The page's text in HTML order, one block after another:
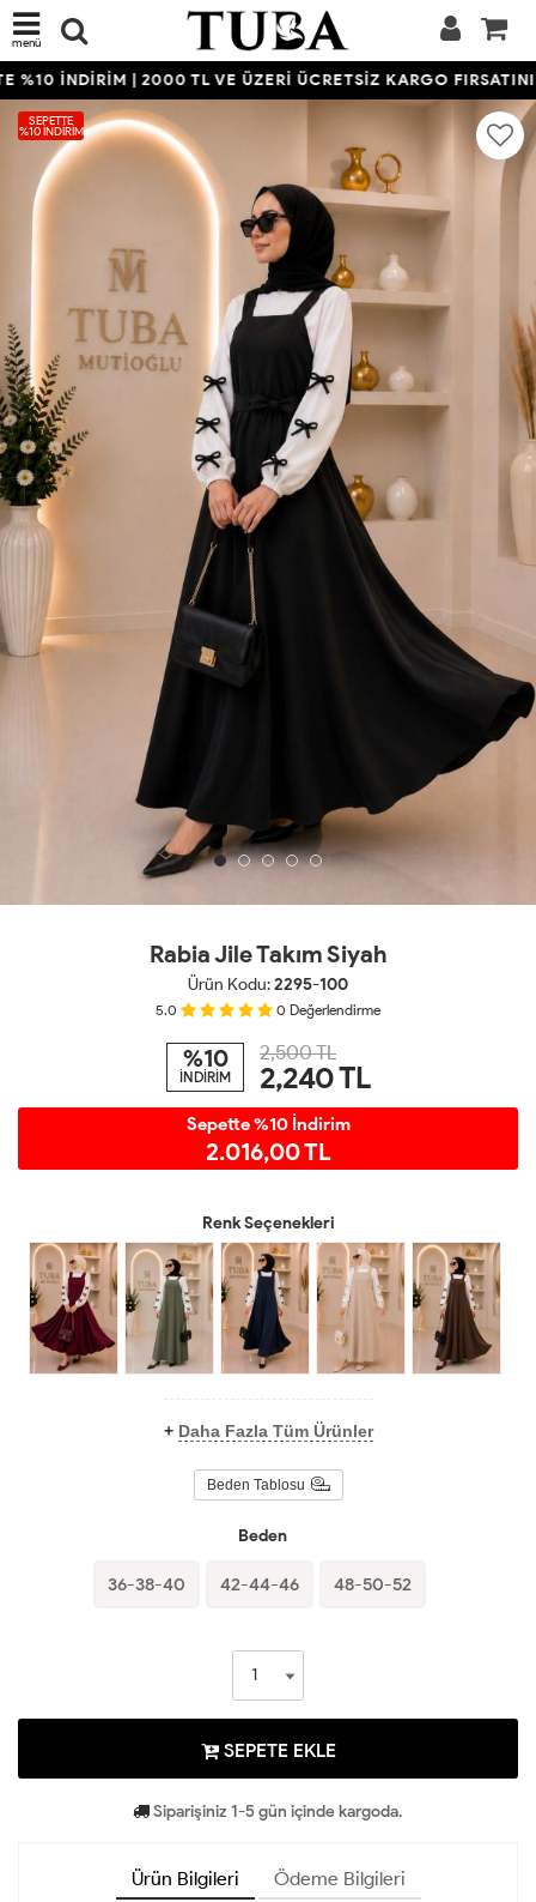
menü
İNDİRİM | 2000 TL VE ÜZERİ ÜCRETSİZ KARGO FIRSATINI
SEPETTE
%10 İNDIRIM
Rabia Jile Takım Siyah
Ürün Kodu:2295-100
5.0 0 Değerlendirme
%10
İNDİRİM
2,500 TL
2,240TL
Sepette %10 İndirim
2.016,00 TL
Renk Seçenekleri
+ Daha Fazla Tüm Ürünler
Beden Tablosu
Beden
36-38-40 42-44-46 48-50-52
SEPETE EKLE
Siparişiniz 1-5 gün içinde kargoda.
Ürün Bilgileri Ödeme Bilgileri